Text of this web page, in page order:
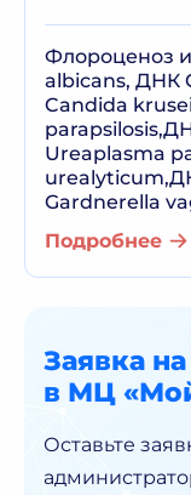
Флороценоз
albicans, ДНК
Candida
Ureaplasma
Gardnerella
Подробнее
Заявка
в МЦ
Оставьте